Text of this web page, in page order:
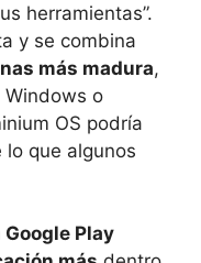
herramientas”.
y se combina
más madura,
o
OS podría
que algunos
Play